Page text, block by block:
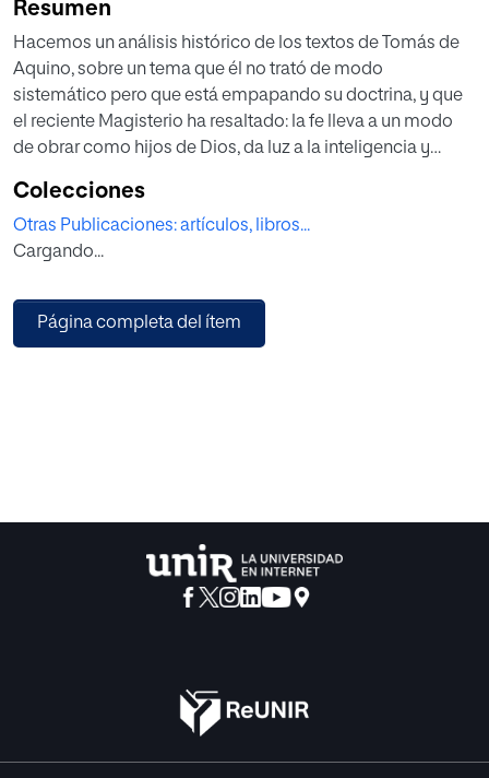
Resumen
Hacemos un análisis histórico de los textos de Tomás de
Aquino, sobre un tema que él no trató de modo
sistemático pero que está empapando su doctrina, y que
el reciente Magisterio ha resaltado: la fe lleva a un modo
de obrar como hijos de Dios, da luz a la inteligencia y
divinización se realiza en los sacramentos y las virtudes,
para participar en la vida de Cristo y por él, en su filiación
divina; poder rezar con él el Padrenuestro participando de
Colecciones
Otras Publicaciones: artículos, libros...
Cargando...
Página completa del ítem